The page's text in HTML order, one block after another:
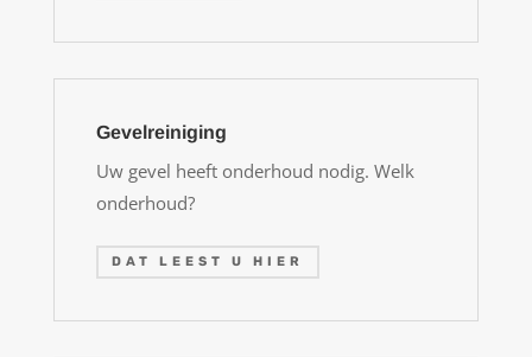
Gevelreiniging
Uw gevel heeft onderhoud nodig. Welk
onderhoud?
DAT LEEST U HIER